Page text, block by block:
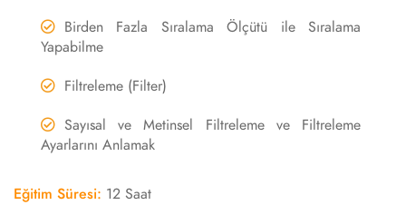
Birden Fazla Sıralama Ölçütü ile Sıralama
Yapabilme
Filtreleme (Filter)
Sayısal ve Metinsel Filtreleme ve Filtreleme
Ayarlarını Anlamak
Eğitim Süresi: 12 Saat